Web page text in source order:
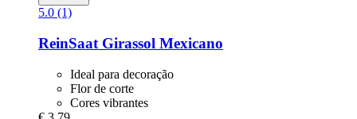
5.0 (1)
ReinSaat Girassol Mexicano
Ideal para decoração
Flor de corte
Cores vibrantes